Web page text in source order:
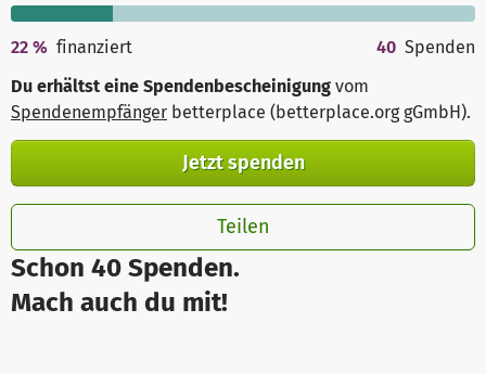
Schon 40 Spenden.
Mach auch du mit!
22 % finanziert 40 Spenden
Du erhältst eine Spendenbescheinigung vom
Spendenempfänger betterplace (betterplace.org gGmbH).
Jetzt spenden
Teilen